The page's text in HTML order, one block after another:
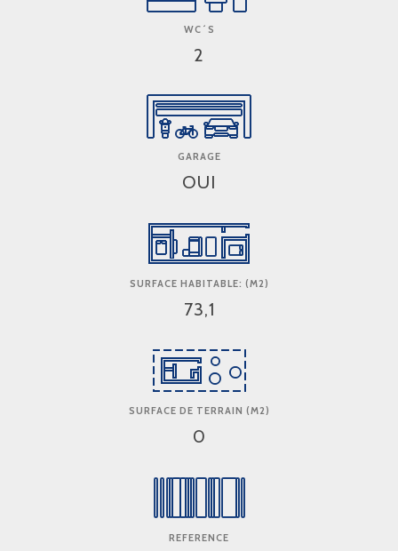
WC´S
2
GARAGE
OUI
SURFACE HABITABLE: (M2)
73,1
SURFACE DE TERRAIN (M2)
0
REFERENCE